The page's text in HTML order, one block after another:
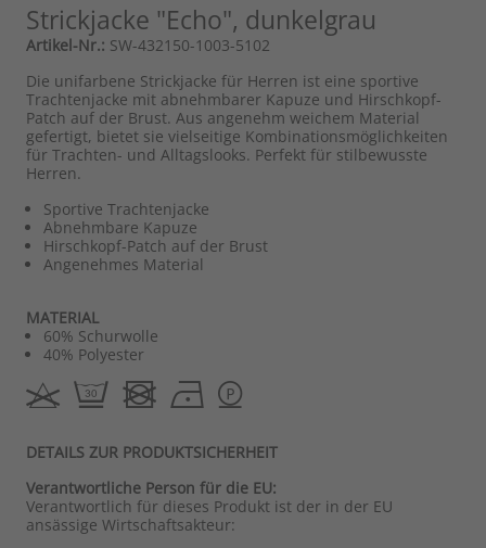
Strickjacke "Echo", dunkelgrau
Artikel-Nr.: SW-432150-1003-5102
Die unifarbene Strickjacke für Herren ist eine sportive
Trachtenjacke mit abnehmbarer Kapuze und Hirschkopf-
Patch auf der Brust. Aus angenehm weichem Material
gefertigt, bietet sie vielseitige Kombinationsmöglichkeiten
für Trachten- und Alltagslooks. Perfekt für stilbewusste
Herren.
Sportive Trachtenjacke
Abnehmbare Kapuze
Hirschkopf-Patch auf der Brust
Angenehmes Material
MATERIAL
60% Schurwolle
40% Polyester
DETAILS ZUR PRODUKTSICHERHEIT
Verantwortliche Person für die EU:
Verantwortlich für dieses Produkt ist der in der EU
ansässige Wirtschaftsakteur: